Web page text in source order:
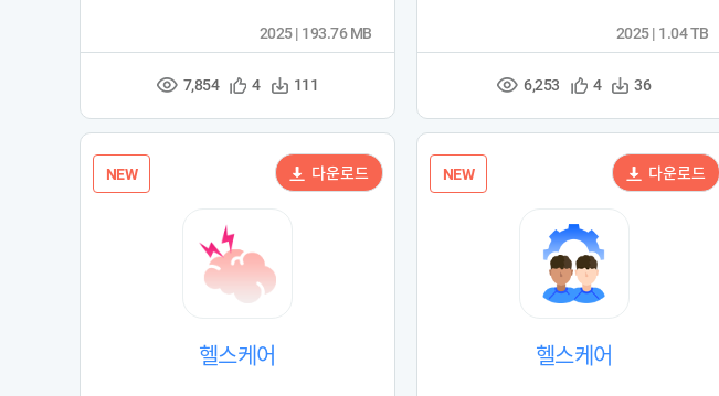
조
수
7,854
관
등
록
4
다
수
111
2025 | 193.76 MB
조
수
6,253
관
등
록
4
다
수
36
2025 | 1.04 TB
NEW
헬스케어
다운로드 NEW
헬스케어
다운로드